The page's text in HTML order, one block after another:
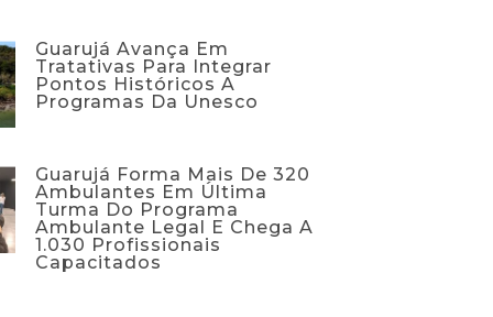
Guarujá Avança Em
Tratativas Para Integrar
Pontos Históricos A
Programas Da Unesco
Guarujá Forma Mais De 320
Ambulantes Em Última
Turma Do Programa
Ambulante Legal E Chega A
1.030 Profissionais
Capacitados